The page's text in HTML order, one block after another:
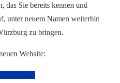
das Sie bereits kennen und
unter neuem Namen weiterhin
zu bringen.
Website: